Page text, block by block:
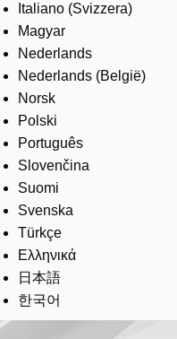
Italiano (Svizzera)
Magyar
Nederlands
Nederlands (België)
Norsk
Polski
Português
Slovenčina
Suomi
Svenska
Türkçe
Ελληνικά
日本語
한국어